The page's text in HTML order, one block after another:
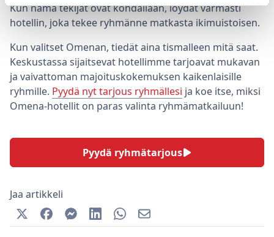
Kun nämä tekijät ovat kohdallaan, löydät varmasti
hotellin, joka tekee ryhmänne matkasta ikimuistoisen.
Kun valitset Omenan, tiedät aina tismalleen mitä saat.
Keskustassa sijaitsevat hotellimme tarjoavat mukavan
ja vaivattoman majoituskokemuksen kaikenlaisille
ryhmille. Pyydä nyt tarjous ryhmällesi ja koe itse, miksi
Omena-hotellit on paras valinta ryhmämatkailuun!
Pyydä ryhmätarjous
Jaa artikkeli